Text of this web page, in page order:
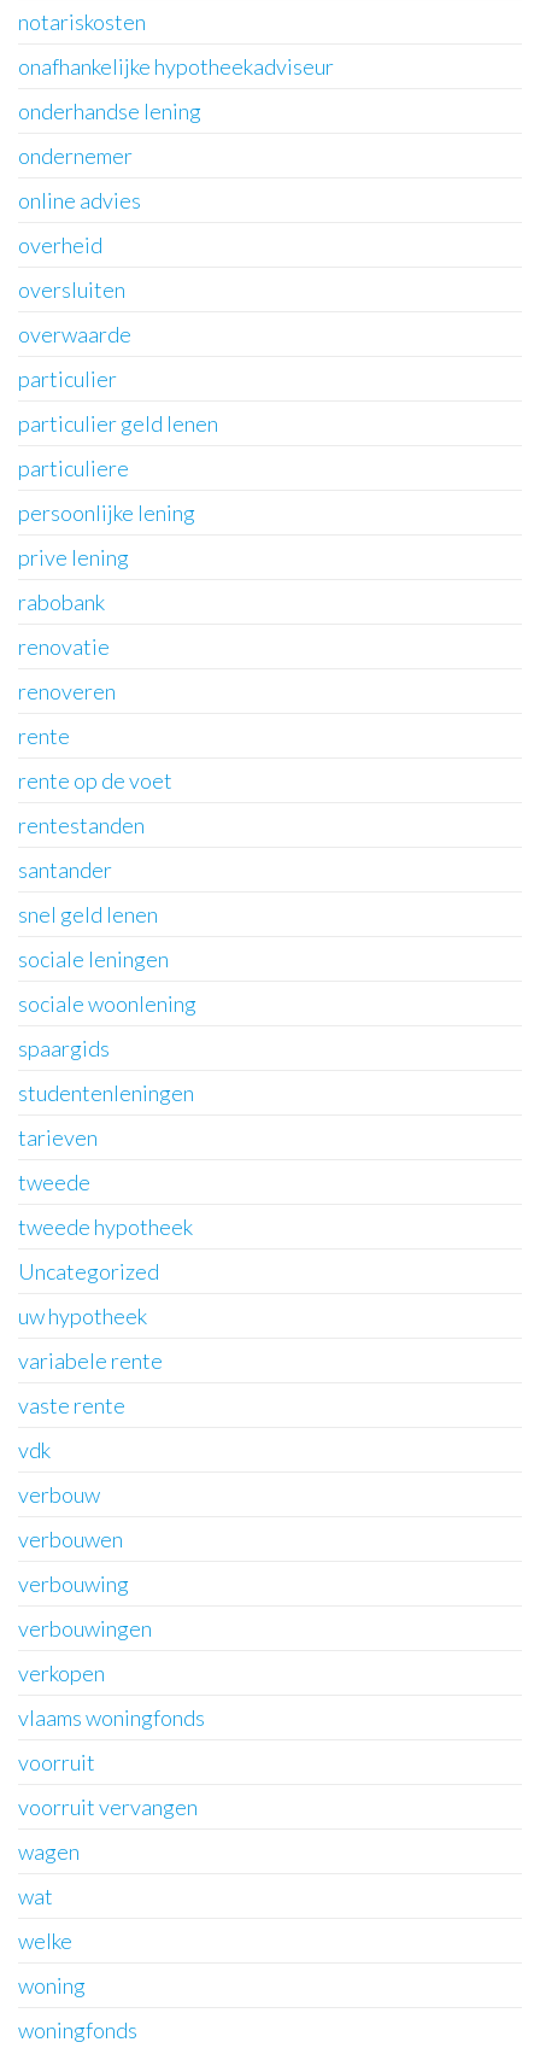
notariskosten
onafhankelijke hypotheekadviseur
onderhandse lening
ondernemer
online advies
overheid
oversluiten
overwaarde
particulier
particulier geld lenen
particuliere
persoonlijke lening
prive lening
rabobank
renovatie
renoveren
rente
rente op de voet
rentestanden
santander
snel geld lenen
sociale leningen
sociale woonlening
spaargids
studentenleningen
tarieven
tweede
tweede hypotheek
Uncategorized
uw hypotheek
variabele rente
vaste rente
vdk
verbouw
verbouwen
verbouwing
verbouwingen
verkopen
vlaams woningfonds
voorruit
voorruit vervangen
wagen
wat
welke
woning
woningfonds